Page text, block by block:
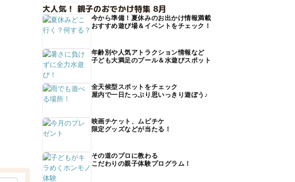
大人気！ 親子のおでかけ特集 8月
今から準備！夏休みのお出かけ情報満載
おすすめ遊び場＆イベントをチェック！
年齢別や人気アトラクション情報など
子ども大満足のプール＆水遊びスポット
全天候型スポットをチェック
屋内で一日たっぷり思いっきり遊ぼう♪
映画チケット、ムビチケ
限定グッズなどが当たる！
その道のプロに教わる
こだわりの親子体験プログラム！